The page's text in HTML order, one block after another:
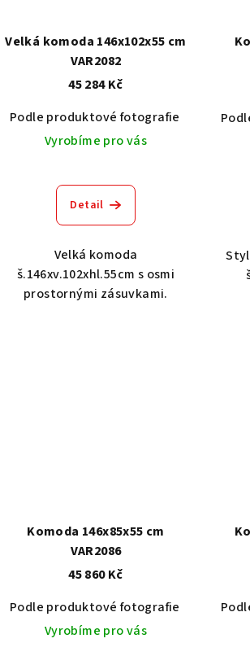
Velká komoda 146x102x55 cm
VAR2082
45 284 Kč
Podle produktové fotografie
Akát
Vyrobíme pro vás
Detail
Velká komoda
š.146xv.102xhl.55cm s osmi
prostornými zásuvkami.
Komoda 146x85x55 cm
VAR2086
45 860 Kč
Podle produktové fotografie
Akát
Vyrobíme pro vás